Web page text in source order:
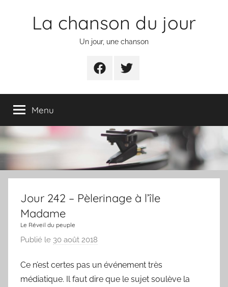
La chanson du jour
Un jour, une chanson
FacebookTwitter
Menu
Jour 242 – Pèlerinage à l’île
Madame
Le Réveil du peuple
Publié le 30 août 2018
r
L
Ce n’est certes pas un événement très
médiatique. Il faut dire que le sujet soulève la